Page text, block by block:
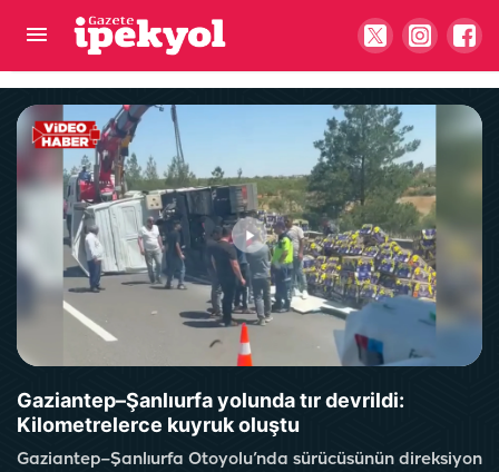
Gaziantep–Şanlıurfa yolunda tır devrildi:
Kilometrelerce kuyruk oluştu
Gaziantep–Şanlıurfa Otoyolu’nda sürücüsünün direksiyon
Otomobilden yola çöp atan sürücüye ceza! Araç
içi kamerasına yakalandı